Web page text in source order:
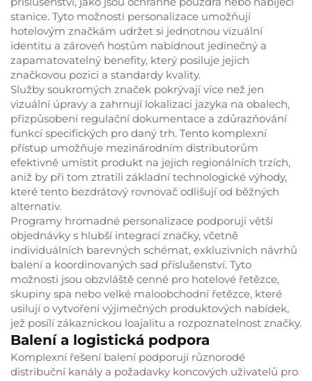
stanice. Tyto možnosti personalizace umožňují
hotelovým značkám udržet si jednotnou vizuální
identitu a zároveň hostům nabídnout jedinečný a
zapamatovatelný benefity, který posiluje jejich
značkovou pozici a standardy kvality.
Služby soukromých značek pokrývají více než jen
vizuální úpravy a zahrnují lokalizaci jazyka na obalech,
přizpůsobení regulační dokumentace a zdůrazňování
funkcí specifických pro daný trh. Tento komplexní
přístup umožňuje mezinárodním distributorům
efektivně umístit produkt na jejich regionálních trzích,
aniž by při tom ztratili základní technologické výhody,
které tento bezdrátový rovnovač odlišují od běžných
alternativ.
Programy hromadné personalizace podporují větší
objednávky s hlubší integrací značky, včetně
individuálních barevných schémat, exkluzivních návrhů
balení a koordinovaných sad příslušenství. Tyto
možnosti jsou obzvláště cenné pro hotelové řetězce,
skupiny spa nebo velké maloobchodní řetězce, které
usilují o vytvoření výjimečných produktových nabídek,
jež posílí zákaznickou loajalitu a rozpoznatelnost značky.
Balení a logistická podpora
Komplexní řešení balení podporují různorodé
distribuční kanály a požadavky koncových uživatelů pro